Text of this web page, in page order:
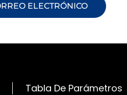
ELECTRÓNICO
Tabla De Parámetros